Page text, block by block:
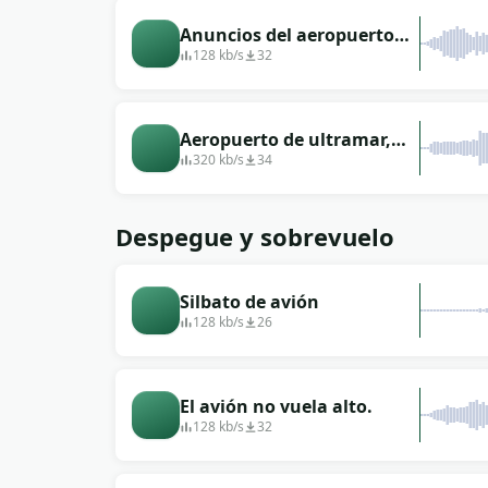
Anuncios del aeropuerto
en inglés en un ambiente
128 kb/s 32
Aeropuerto de ultramar,
suena el anuncio previo
320 kb/s 34
Despegue y sobrevuelo
Silbato de avión
128 kb/s 26
El avión no vuela alto.
128 kb/s 32